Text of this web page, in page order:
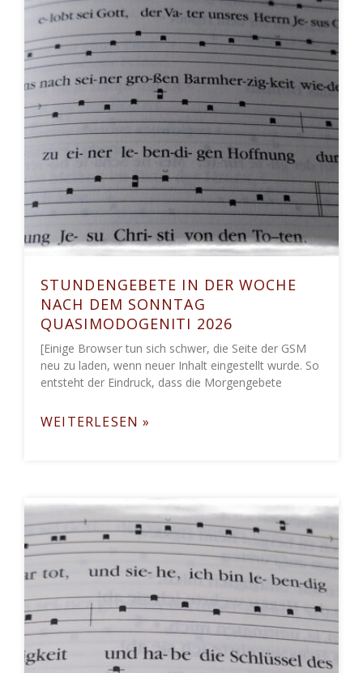
STUNDENGEBETE IN DER WOCHE
NACH DEM SONNTAG
QUASIMODOGENITI 2026
[Einige Browser tun sich schwer, die Seite der GSM
neu zu laden, wenn neuer Inhalt eingestellt wurde. So
entsteht der Eindruck, dass die Morgengebete
WEITERLESEN »